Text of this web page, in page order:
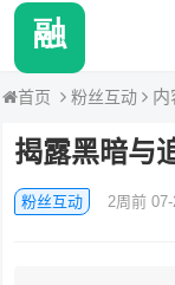
首页 粉丝互动 内
揭露黑暗与
粉丝互动 2周前